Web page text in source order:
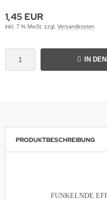
1,45 EUR
inkl. 7 % MwSt. zzgl. Versandkosten
IN
PRODUKTBESCHREIBUNG
FUNKELNDE